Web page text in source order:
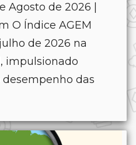
Agosto de 2026 |
O Índice AGEM
de 2026 na
impulsionado
das